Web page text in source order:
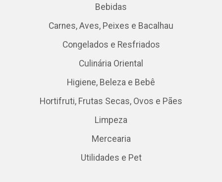
Bebidas
Carnes, Aves, Peixes e Bacalhau
Congelados e Resfriados
Culinária Oriental
Higiene, Beleza e Bebê
Hortifruti, Frutas Secas, Ovos e Pães
Limpeza
Mercearia
Utilidades e Pet